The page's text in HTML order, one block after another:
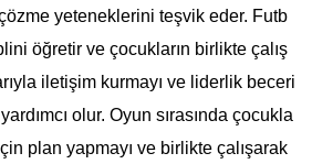
yeteneklerini teşvik eder. Futb
öğretir ve çocukların birlikte çalış
iletişim kurmayı ve liderlik beceri
olur. Oyun sırasında çocukla
plan yapmayı ve birlikte çalışarak